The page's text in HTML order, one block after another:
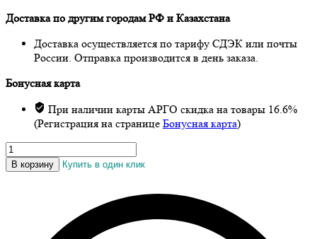
Доставка по другим городам РФ и Казахстана
Доставка осуществляется по тарифу СДЭК или почты
России. Отправка производится в день заказа.
Бонусная карта
При наличии карты АРГО скидка на товары 16.6%
(Регистрация на странице Бонусная карта)
Количество
товара
Продукт
В корзину Купить в один клик